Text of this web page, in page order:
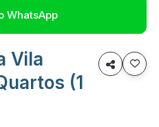
WhatsApp
Vila
(1
